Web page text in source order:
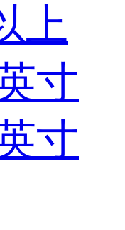
上
寸
寸